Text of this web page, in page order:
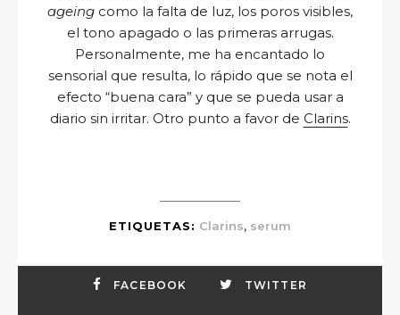
ageing como la falta de luz, los poros visibles,
el tono apagado o las primeras arrugas.
Personalmente, me ha encantado lo
sensorial que resulta, lo rápido que se nota el
efecto “buena cara” y que se pueda usar a
diario sin irritar. Otro punto a favor de Clarins.
ETIQUETAS: Clarins, serum
FACEBOOK TWITTER